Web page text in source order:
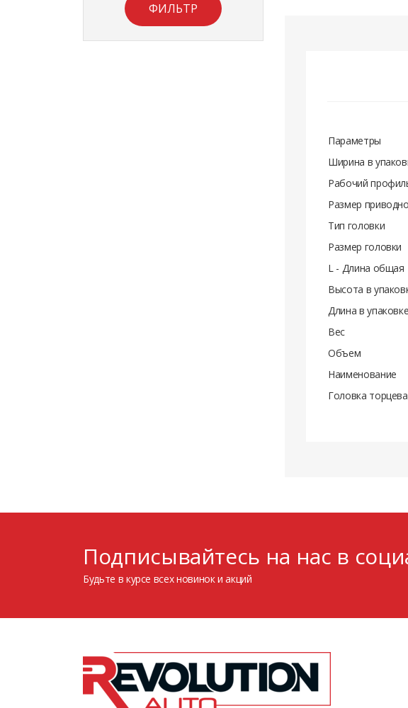
ФИЛЬТР
Параметры
Ширина в
Рабочий
Размер
Тип головки
Размер головки
L - Длина общая
Высота в
Длина в упаковке
Вес
Объем
Наименование
Головка
Подписывайтесь на нас в
Будьте в курсе всех новинок и акций